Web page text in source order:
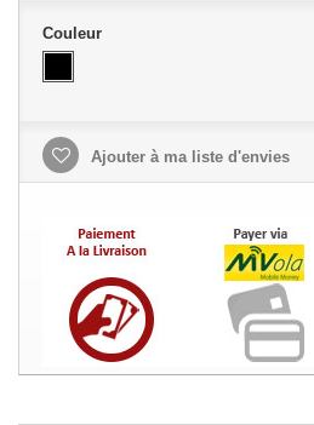
Couleur
Ajouter à ma liste d'envies